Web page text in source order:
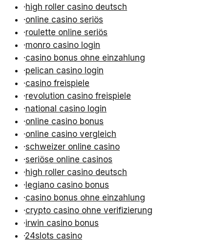
·high roller casino deutsch
·online casino seriös
·roulette online seriös
·monro casino login
·casino bonus ohne einzahlung
·pelican casino login
·casino freispiele
·revolution casino freispiele
·national casino login
·online casino bonus
·online casino vergleich
·schweizer online casino
·seriöse online casinos
·high roller casino deutsch
· legiano casino bonus
·casino bonus ohne einzahlung
·crypto casino ohne verifizierung
·irwin casino bonus
·24slots casino